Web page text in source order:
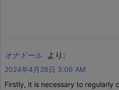
オナドール より:
2024年4月28日 3:06 AM
Firstly, it is necessary to regularly